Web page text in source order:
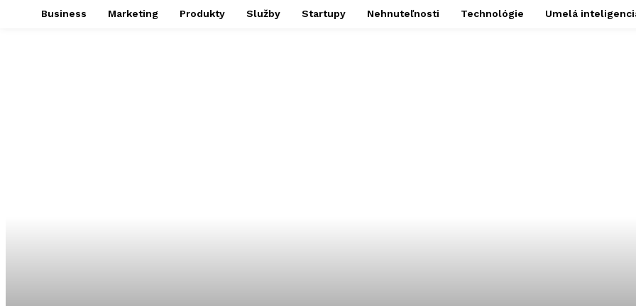
Business Marketing Produkty Služby Startupy Nehnuteľnosti Technológie Umelá